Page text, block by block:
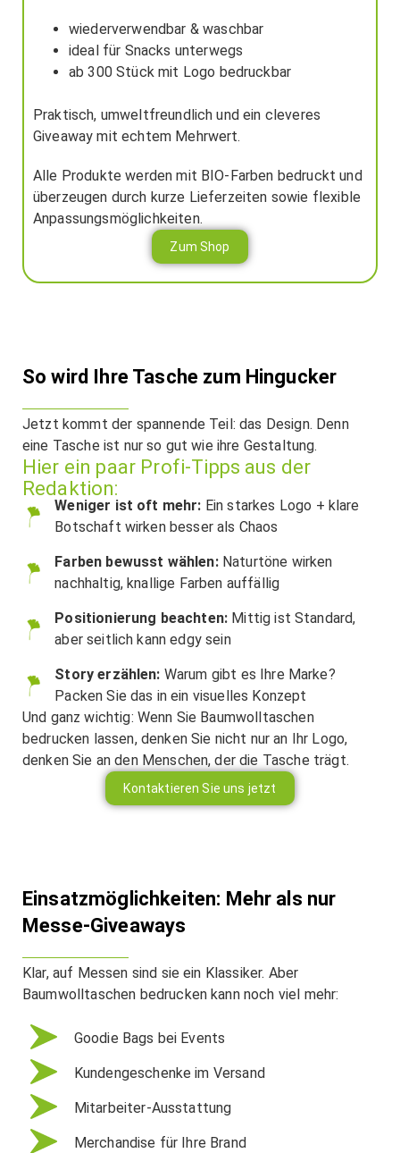
wiederverwendbar & waschbar
ideal für Snacks unterwegs
ab 300 Stück mit Logo bedruckbar
Praktisch, umweltfreundlich und ein cleveres
Giveaway mit echtem Mehrwert.
Alle Produkte werden mit BIO-Farben bedruckt und
überzeugen durch kurze Lieferzeiten sowie flexible
Anpassungsmöglichkeiten.
Zum Shop
So wird Ihre Tasche zum Hingucker
Jetzt kommt der spannende Teil: das Design. Denn
eine Tasche ist nur so gut wie ihre Gestaltung.
Hier ein paar Profi-Tipps aus der
Redaktion:
Weniger ist oft mehr: Ein starkes Logo + klare
Botschaft wirken besser als Chaos
Farben bewusst wählen:Naturtöne wirken
nachhaltig, knallige Farben auffällig
Positionierung beachten: Mittig ist Standard,
aber seitlich kann edgy sein
Story erzählen: Warum gibt es Ihre Marke?
Packen Sie das in ein visuelles Konzept
Und ganz wichtig: Wenn Sie Baumwolltaschen
bedrucken lassen, denken Sie nicht nur an Ihr Logo,
denken Sie an den Menschen, der die Tasche trägt.
Kontaktieren Sie uns jetzt
Einsatzmöglichkeiten: Mehr als nur
Messe-Giveaways
Klar, auf Messen sind sie ein Klassiker. Aber
Baumwolltaschen bedrucken kann noch viel mehr:
Goodie Bags bei Events
Kundengeschenke im Versand
Mitarbeiter-Ausstattung
Merchandise für Ihre Brand